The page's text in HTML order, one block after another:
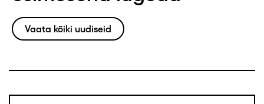
Vaata kõiki uudiseid